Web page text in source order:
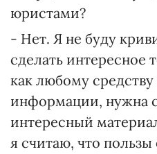
юристами?
- Нет. Я не буду
сделать интересное
как любому
информации, нужна
интересный
я считаю, что